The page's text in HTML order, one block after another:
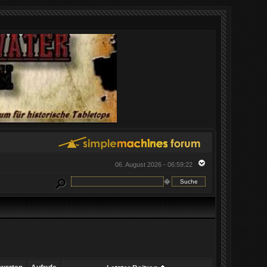
06. August 2026 - 06:59:22
�